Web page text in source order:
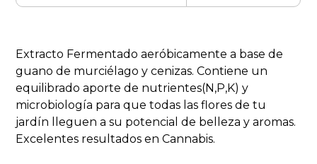
Extracto Fermentado aeróbicamente a base de
guano de murciélago y cenizas. Contiene un
equilibrado aporte de nutrientes(N,P,K) y
microbiología para que todas las flores de tu
jardín lleguen a su potencial de belleza y aromas.
Excelentes resultados en Cannabis.